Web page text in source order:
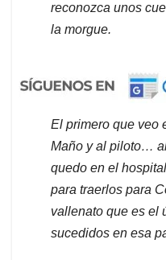
reconozca unos
la morgue.
El primero que veo
Maño y al piloto…
quedo en el
para traerlos para
vallenato que es el
sucedidos en esa